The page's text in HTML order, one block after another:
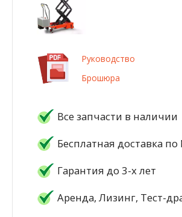
Руководство
Брошюра
Все запчасти в наличии
Бесплатная доставка
Гарантия до 3-х лет
Аренда, Лизинг, Тест-